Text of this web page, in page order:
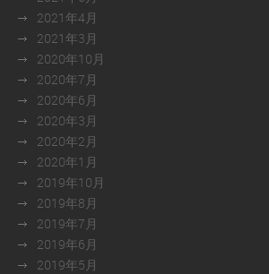
2021年4月
2021年3月
2020年10月
2020年7月
2020年6月
2020年3月
2020年2月
2020年1月
2019年10月
2019年8月
2019年7月
2019年6月
2019年5月